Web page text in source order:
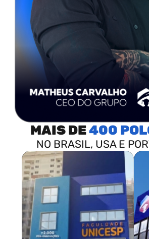
MAIS DE400
NO BRASIL, USA E